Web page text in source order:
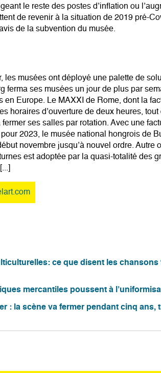
le reste des postes d’inflation ou
de revenir à la situation de 2019 pré-
de la subvention du musée.
les musées ont déployé une palette de
ferma ses musées un jour de plus par
en Europe. Le MAXXI de Rome, dont la
horaires d’ouverture de deux heures,
ses salles par rotation. Avec une
2023, le musée national hongrois de
novembre jusqu’à nouvel ordre. Autre
est adoptée par la quasi-totalité des
ce que disent les
mercantiles poussent à
: la scène va fermer pendant cinq ans,